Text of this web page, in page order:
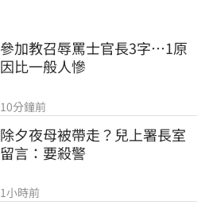
參加教召辱罵士官長3字…1原
因比一般人慘
10分鐘前
除夕夜母被帶走？兒上署長室
留言：要殺警
1小時前